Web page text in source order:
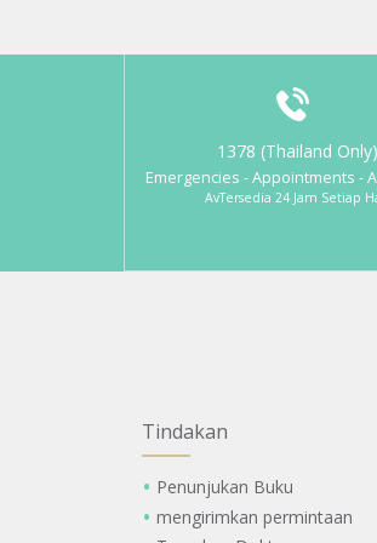
1378 (Thailand Only)
Emergencies - Appointments -
AvTersedia 24 Jam Setiap
Tindakan
Penunjukan Buku
mengirimkan permintaan